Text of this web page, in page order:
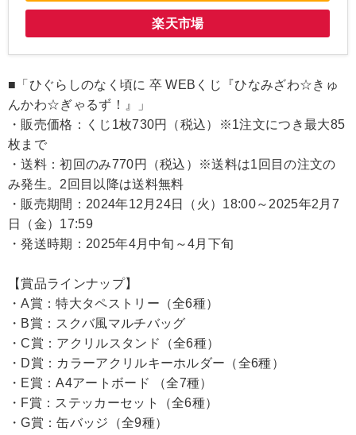
楽天市場
■「ひぐらしのなく頃に 卒 WEBくじ『ひなみざわ☆きゅ
んかわ☆ぎゃるず！』」
・販売価格：くじ1枚730円（税込）※1注文につき最大85
枚まで
・送料：初回のみ770円（税込）※送料は1回目の注文の
み発生。2回目以降は送料無料
・販売期間：2024年12月24日（火）18:00～2025年2月7
日（金）17:59
・発送時期：2025年4月中旬～4月下旬
【賞品ラインナップ】
・A賞：特大タペストリー（全6種）
・B賞：スクバ風マルチバッグ
・C賞：アクリルスタンド（全6種）
・D賞：カラーアクリルキーホルダー（全6種）
・E賞：A4アートボード （全7種）
・F賞：ステッカーセット（全6種）
・G賞：缶バッジ（全9種）